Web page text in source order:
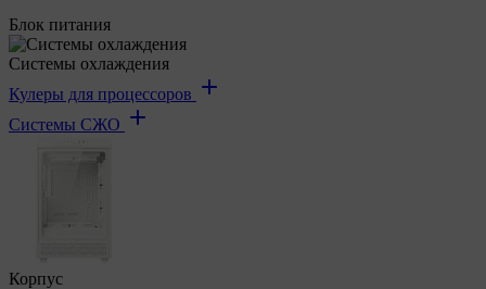
Блок питания
Системы охлаждения
Кулеры для процессоров
Системы СЖО
Корпус